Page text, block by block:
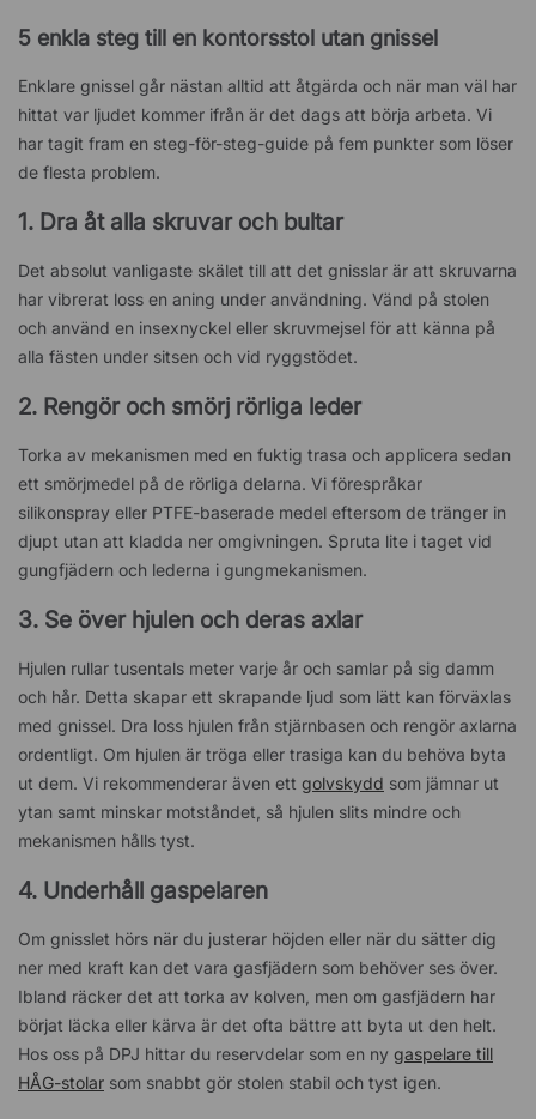
5 enkla steg till en kontorsstol utan gnissel
Enklare gnissel går nästan alltid att åtgärda och när man väl har
hittat var ljudet kommer ifrån är det dags att börja arbeta. Vi
har tagit fram en steg-för-steg-guide på fem punkter som löser
de flesta problem.
1. Dra åt alla skruvar och bultar
Det absolut vanligaste skälet till att det gnisslar är att skruvarna
har vibrerat loss en aning under användning. Vänd på stolen
och använd en insexnyckel eller skruvmejsel för att känna på
alla fästen under sitsen och vid ryggstödet.
2. Rengör och smörj rörliga leder
Torka av mekanismen med en fuktig trasa och applicera sedan
ett smörjmedel på de rörliga delarna. Vi förespråkar
silikonspray eller PTFE-baserade medel eftersom de tränger in
djupt utan att kladda ner omgivningen. Spruta lite i taget vid
gungfjädern och lederna i gungmekanismen.
3. Se över hjulen och deras axlar
Hjulen rullar tusentals meter varje år och samlar på sig damm
och hår. Detta skapar ett skrapande ljud som lätt kan förväxlas
med gnissel. Dra loss hjulen från stjärnbasen och rengör axlarna
ordentligt. Om hjulen är tröga eller trasiga kan du behöva byta
ut dem. Vi rekommenderar även ett golvskydd som jämnar ut
ytan samt minskar motståndet, så hjulen slits mindre och
mekanismen hålls tyst.
4. Underhåll gaspelaren
Om gnisslet hörs när du justerar höjden eller när du sätter dig
ner med kraft kan det vara gasfjädern som behöver ses över.
Ibland räcker det att torka av kolven, men om gasfjädern har
börjat läcka eller kärva är det ofta bättre att byta ut den helt.
Hos oss på DPJ hittar du reservdelar som en ny gaspelare till
HÅG-stolar som snabbt gör stolen stabil och tyst igen.